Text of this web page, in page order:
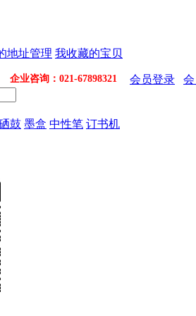
地址管理 我收藏的宝贝
业咨询：021-67898321 会员登录
鼓 墨盒 中性笔 订书机